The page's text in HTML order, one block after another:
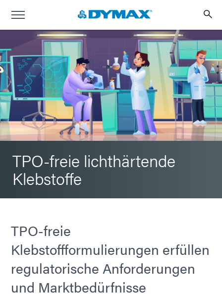
TPO-freie lichthärtende
Klebstoffe
TPO-freie
Klebstoffformulierungen erfüllen
regulatorische Anforderungen
und Marktbedürfnisse